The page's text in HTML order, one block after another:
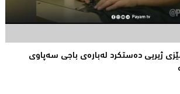
ژیریی دەستكرد لەبارەی باجی سەپاوی